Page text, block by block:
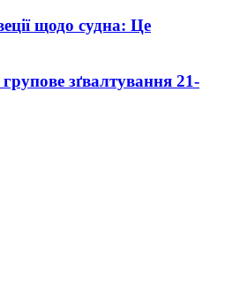
щодо судна: Це
зґвалтування 21-